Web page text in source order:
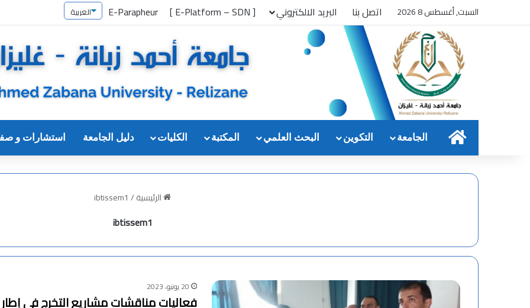
السبت, أغسطس 8 2026 اتصل بنا البريد الالكتروني [ E-Platform – SDN ]
E-Parapheur
الرئيسيةالجامعة التكوين البحث العلمي المكتبة الكليات دليل الجامعة استشارات و
الرئيسية/
ibtissem1
ibtissem1
20 يونيو، 2023
فعاليات مناقشات مشاريع التخرج في إطار